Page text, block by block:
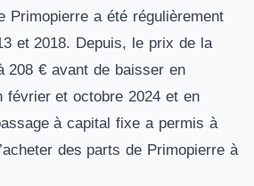
Primopierre a été régulièrement
et 2018. Depuis, le prix de la
208 € avant de baisser en
février et octobre 2024 et en
à capital fixe a permis à
des parts de Primopierre à